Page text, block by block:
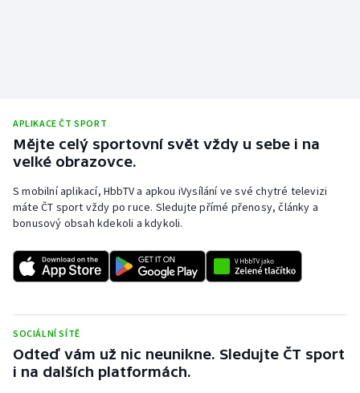
APLIKACE ČT SPORT
Mějte celý sportovní svět vždy u sebe i na
velké obrazovce.
S mobilní aplikací, HbbTV a apkou iVysílání ve své chytré televizi
máte ČT sport vždy po ruce. Sledujte přímé přenosy, články a
bonusový obsah kdekoli a kdykoli.
SOCIÁLNÍ SÍTĚ
Odteď vám už nic neunikne. Sledujte ČT sport
i na dalších platformách.